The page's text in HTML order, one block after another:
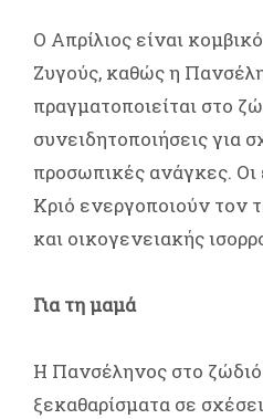
Ο Απρίλιος είναι
Ζυγούς, καθώς η
πραγματοποιείται στο
συνειδητοποιήσεις για
προσωπικές ανάγκες.
Κριό ενεργοποιούν τον
και οικογενειακής
Για τη μαμά
Η Πανσέληνος στο
ξεκαθαρίσματα σε